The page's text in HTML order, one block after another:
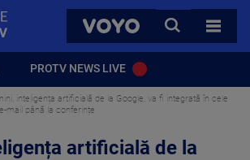
VOYO
CAUTA
TOATE
PROTV NEWS LIVE
inteligența artificială de la Google, va fi integrată în cele
mail până la conferințe
artificială de la